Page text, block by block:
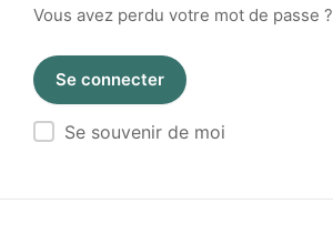
Vous avez perdu votre mot de passe ?
Se souvenir de moi